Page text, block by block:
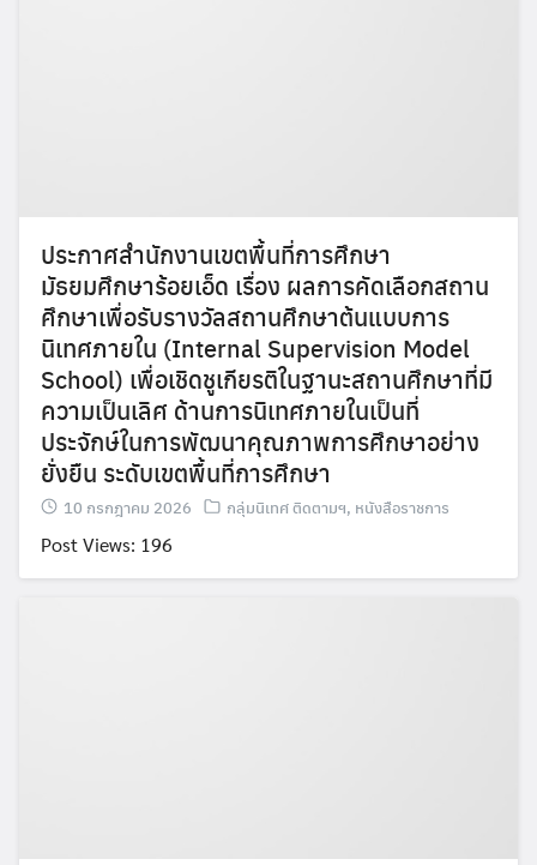
ประกาศสำนักงานเขตพื้นที่การศึกษา
มัธยมศึกษาร้อยเอ็ด เรื่อง ผลการคัดเลือกสถาน
ศึกษาเพื่อรับรางวัลสถานศึกษาต้นแบบการ
นิเทศภายใน (Internal Supervision Model
School) เพื่อเชิดชูเกียรติในฐานะสถานศึกษาที่มี
ความเป็นเลิศ ด้านการนิเทศภายในเป็นที่
ประจักษ์ในการพัฒนาคุณภาพการศึกษาอย่าง
ยั่งยืน ระดับเขตพื้นที่การศึกษา
10 กรกฎาคม 2026 กลุ่มนิเทศ ติดตามฯ, หนังสือราชการ
Post Views: 196